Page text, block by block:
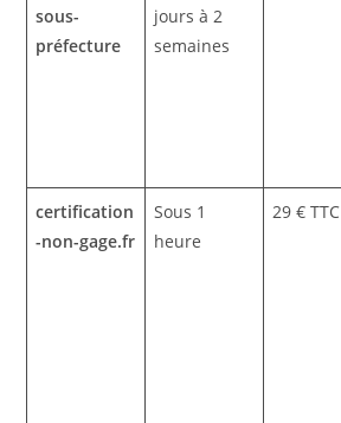
sous-
préfecture
jours à 2
semaines
certification
-non-gage.fr
Sous 1
heure
29 € TTC